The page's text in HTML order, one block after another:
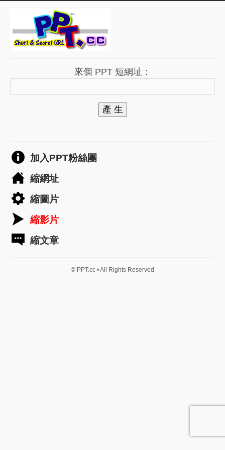
來個 PPT 短網址：
產 生
加入PPT粉絲團
縮網址
縮圖片
縮影片
縮文章
© PPT.cc • All Rights Reserved